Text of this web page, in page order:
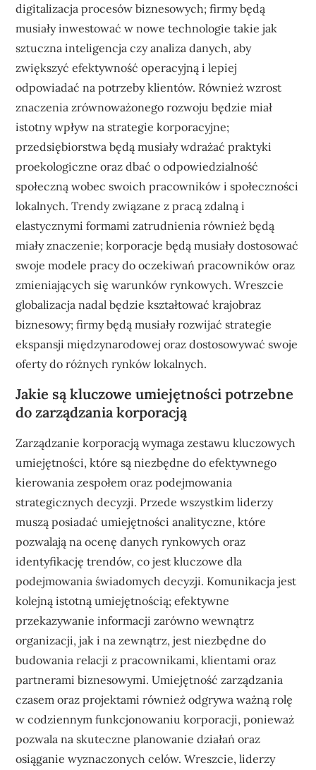
digitalizacja procesów biznesowych; firmy będą
musiały inwestować w nowe technologie takie jak
sztuczna inteligencja czy analiza danych, aby
zwiększyć efektywność operacyjną i lepiej
odpowiadać na potrzeby klientów. Również wzrost
znaczenia zrównoważonego rozwoju będzie miał
istotny wpływ na strategie korporacyjne;
przedsiębiorstwa będą musiały wdrażać praktyki
proekologiczne oraz dbać o odpowiedzialność
społeczną wobec swoich pracowników i społeczności
lokalnych. Trendy związane z pracą zdalną i
elastycznymi formami zatrudnienia również będą
miały znaczenie; korporacje będą musiały dostosować
swoje modele pracy do oczekiwań pracowników oraz
zmieniających się warunków rynkowych. Wreszcie
globalizacja nadal będzie kształtować krajobraz
biznesowy; firmy będą musiały rozwijać strategie
ekspansji międzynarodowej oraz dostosowywać swoje
oferty do różnych rynków lokalnych.
Jakie są kluczowe umiejętności potrzebne
do zarządzania korporacją
Zarządzanie korporacją wymaga zestawu kluczowych
umiejętności, które są niezbędne do efektywnego
kierowania zespołem oraz podejmowania
strategicznych decyzji. Przede wszystkim liderzy
muszą posiadać umiejętności analityczne, które
pozwalają na ocenę danych rynkowych oraz
identyfikację trendów, co jest kluczowe dla
podejmowania świadomych decyzji. Komunikacja jest
kolejną istotną umiejętnością; efektywne
przekazywanie informacji zarówno wewnątrz
organizacji, jak i na zewnątrz, jest niezbędne do
budowania relacji z pracownikami, klientami oraz
partnerami biznesowymi. Umiejętność zarządzania
czasem oraz projektami również odgrywa ważną rolę
w codziennym funkcjonowaniu korporacji, ponieważ
pozwala na skuteczne planowanie działań oraz
osiąganie wyznaczonych celów. Wreszcie, liderzy